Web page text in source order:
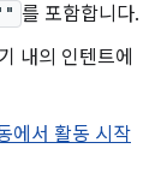
를 포함합니다.
내의 인텐트에
에서 활동 시작